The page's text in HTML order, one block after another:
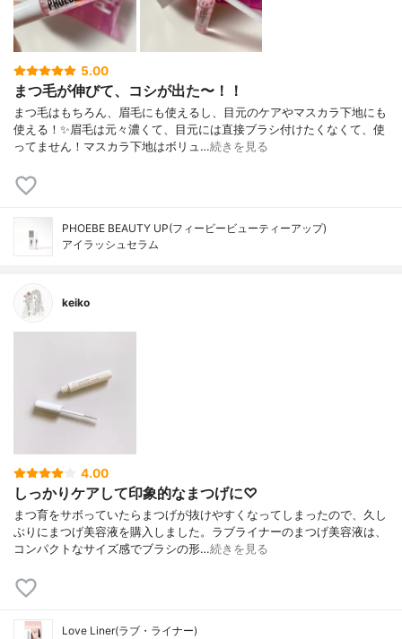
5.00
まつ毛が伸びて、コシが出た〜！！
まつ毛はもちろん、眉毛にも使えるし、目元のケアやマスカラ下地にも
使える！✨眉毛は元々濃くて、目元には直接ブラシ付けたくなくて、使
ってません！マスカラ下地はボリュ…続きを見る
PHOEBE BEAUTY UP(フィービービューティーアップ)
アイラッシュセラム
keiko
4.00
しっかりケアして印象的なまつげに♡
まつ育をサボっていたらまつげが抜けやすくなってしまったので、久し
ぶりにまつげ美容液を購入しました。ラブライナーのまつげ美容液は、
コンパクトなサイズ感でブラシの形…続きを見る
Love Liner(ラブ・ライナー)